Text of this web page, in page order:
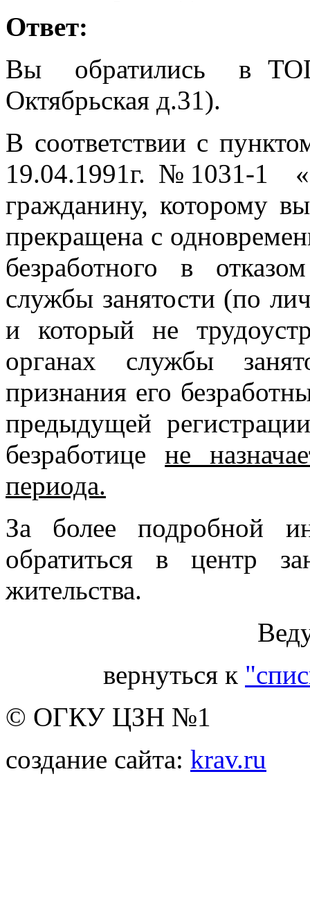
Ответ:
Вы обратились в
Октябрьская д.31).
В соответствии с
19.04.1991г. №1031-1
гражданину, которому
прекращена с
безработного в
службы занятости (по
и который не
органах службы
признания его
предыдущей
безработицене
периода.
За более подробной
обратиться в центр
жительства.
вернуться к
© ОГКУ ЦЗН №1
создание сайта: krav.ru